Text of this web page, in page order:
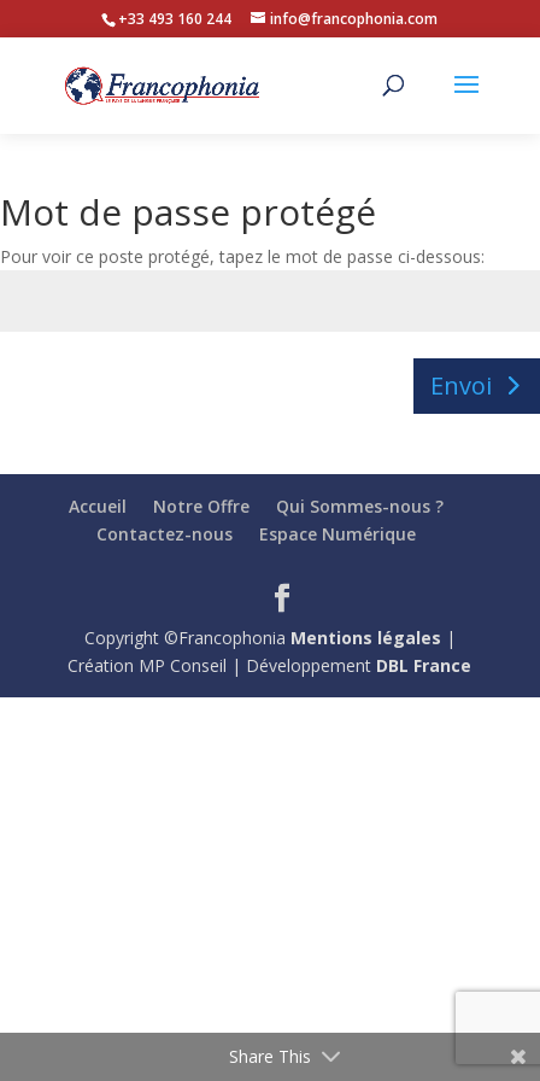
+33 493 160 244 info@francophonia.com
Mot de passe protégé
Pour voir ce poste protégé, tapez le mot de passe ci-dessous:
Envoi
Accueil Notre Offre
Qui Sommes-nous ?
Contactez-nous
Espace Numérique
Copyright ©Francophonia Mentions légales |
Création MP Conseil | Développement DBL France
Share This